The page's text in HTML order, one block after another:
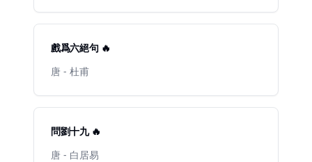
戲爲六絕句 🔥
唐 - 杜甫
問劉十九 🔥
唐 - 白居易